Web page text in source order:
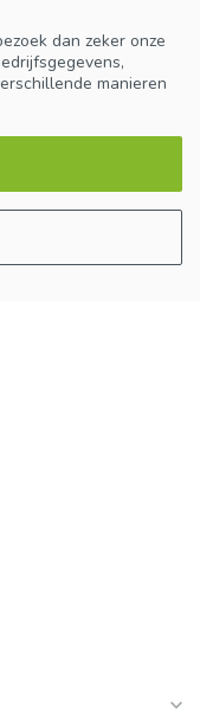
dan zeker onze
manieren